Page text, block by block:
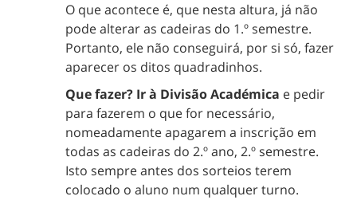
O que acontece é, que nesta altura, já não
pode alterar as cadeiras do 1.º semestre.
Portanto, ele não conseguirá, por si só, fazer
aparecer os ditos quadradinhos.
Que fazer? Ir à Divisão Académica e pedir
para fazerem o que for necessário,
nomeadamente apagarem a inscrição em
todas as cadeiras do 2.º ano, 2.º semestre.
Isto sempre antes dos sorteios terem
colocado o aluno num qualquer turno.